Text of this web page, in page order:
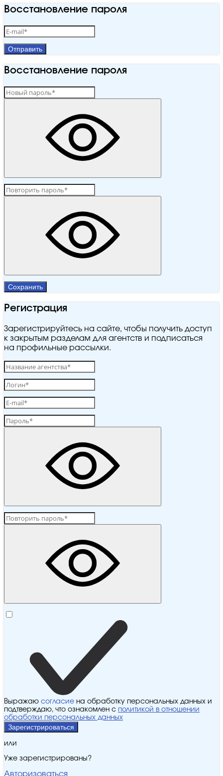
Восстановление пароля
Отправить
Восстановление пароля
Сохранить
Регистрация
Зарегистрируйтесь на сайте, чтобы получить доступ
к закрытым разделам для агентств и подписаться
на профильные рассылки.
Выражаю согласие на обработку персональных данных и
подтверждаю, что ознакомлен с политикой в отношении
обработки персональных данных
Зарегистрироваться
или
Уже зарегистрированы?
Авторизоваться